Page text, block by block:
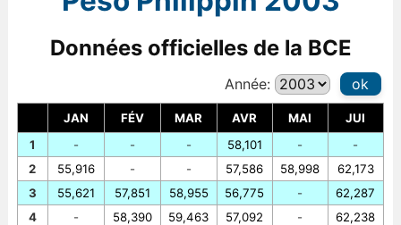
Données officielles de la BCE
Année: ok
JAN FÉV MAR AVR MAI
JUI
1
2
3
4
-
55,916
55,621
-
-
-
57,851
58,390
-
-
58,955
59,463
58,101
57,586
56,775
57,092
-
58,998
-
-
-
62,173
62,287
62,238